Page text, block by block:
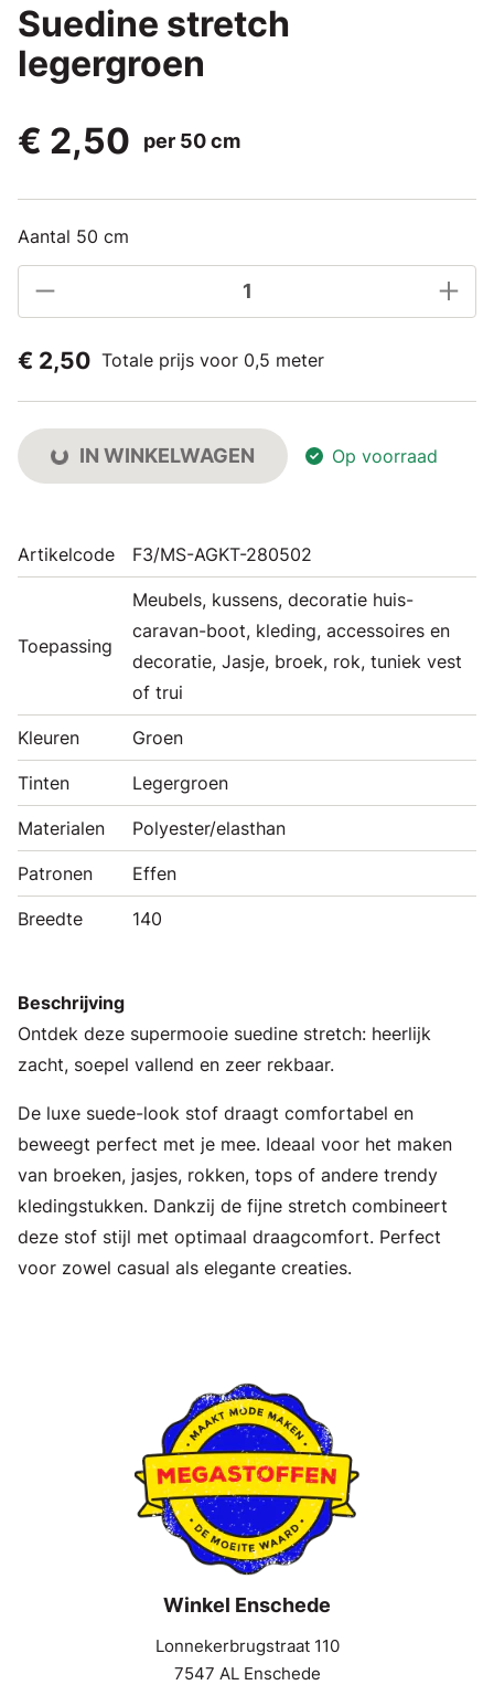
Suedine stretch
legergroen
€ 2,50
per 50 cm
Aantal 50 cm
€ 2,50 Totale prijs voor 0,5 meter
IN WINKELWAGEN Op voorraad
Artikelcode F3/MS-AGKT-280502
Toepassing
Meubels, kussens, decoratie huis-
caravan-boot, kleding, accessoires en
decoratie, Jasje, broek, rok, tuniek vest
of trui
Kleuren Groen
Tinten Legergroen
Materialen Polyester/elasthan
Patronen Effen
Breedte 140
Beschrijving
Ontdek deze supermooie suedine stretch: heerlijk
zacht, soepel vallend en zeer rekbaar.
De luxe suede-look stof draagt comfortabel en
beweegt perfect met je mee. Ideaal voor het maken
van broeken, jasjes, rokken, tops of andere trendy
kledingstukken. Dankzij de fijne stretch combineert
deze stof stijl met optimaal draagcomfort. Perfect
voor zowel casual als elegante creaties.
Winkel Enschede
Lonnekerbrugstraat 110
7547 AL Enschede